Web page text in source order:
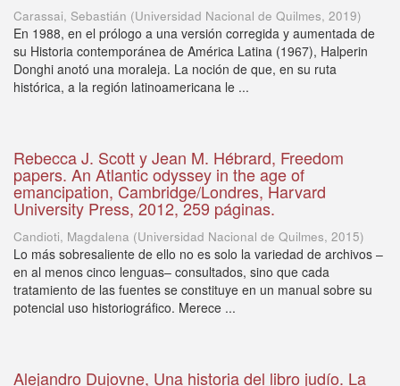
Carassai, Sebastián (Universidad Nacional de Quilmes, 2019)
En 1988, en el prólogo a una versión corregida y aumentada de
su Historia contemporánea de América Latina (1967), Halperin
Donghi anotó una moraleja. La noción de que, en su ruta
histórica, a la región latinoamericana le ...
Rebecca J. Scott y Jean M. Hébrard, Freedom
papers. An Atlantic odyssey in the age of
emancipation, Cambridge/Londres, Harvard
University Press, 2012, 259 páginas.
Candioti, Magdalena (Universidad Nacional de Quilmes, 2015)
Lo más sobresaliente de ello no es solo la variedad de archivos –
en al menos cinco lenguas– consultados, sino que cada
tratamiento de las fuentes se constituye en un manual sobre su
potencial uso historiográfico. Merece ...
Alejandro Dujovne, Una historia del libro judío. La